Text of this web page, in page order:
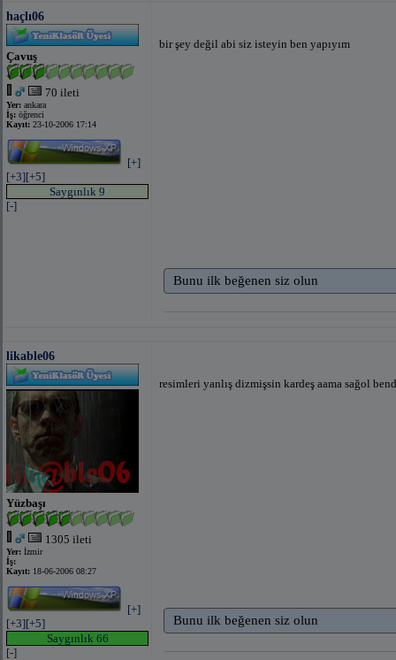
haçlı06
Çavuş
70 ileti
Yer: ankara
İş: öğrenci
Kayıt: 23-10-2006 17:14
[+]
[+3][+5]
Saygınlık 9
[-]
bir şey değil abi siz isteyin ben yapıyım
Bunu ilk beğenen siz olun
likable06
Yüzbaşı
1305 ileti
Yer: İzmir
İş:
Kayıt: 18-06-2006 08:27
[+]
[+3][+5]
Saygınlık 66
[-]
resimleri yanlış dizmişsin kardeş aama sağol
Bunu ilk beğenen siz olun